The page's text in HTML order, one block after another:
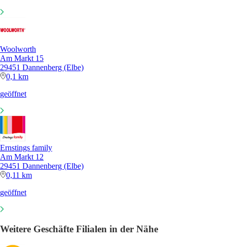
Woolworth
Am Markt 15
29451 Dannenberg (Elbe)
0,1 km
geöffnet
Ernstings family
Am Markt 12
29451 Dannenberg (Elbe)
0,11 km
geöffnet
Weitere Geschäfte Filialen in der Nähe